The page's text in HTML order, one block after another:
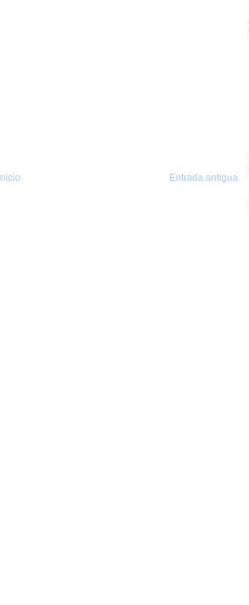
Entrada antigua
Inicio